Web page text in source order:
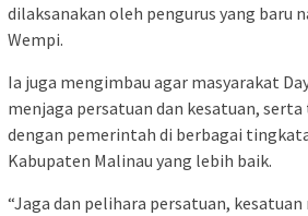
dilaksanakan oleh pengurus yang baru
Wempi.
Ia juga mengimbau agar masyarakat
menjaga persatuan dan kesatuan, serta
dengan pemerintah di berbagai
Kabupaten Malinau yang lebih baik.
“Jaga dan pelihara persatuan,